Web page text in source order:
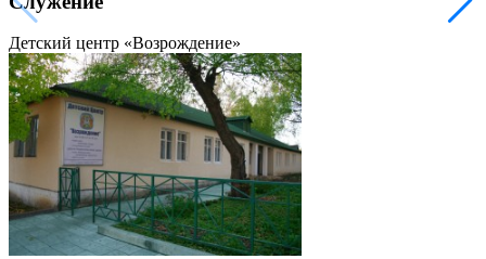
Детский центр «Возрождение»